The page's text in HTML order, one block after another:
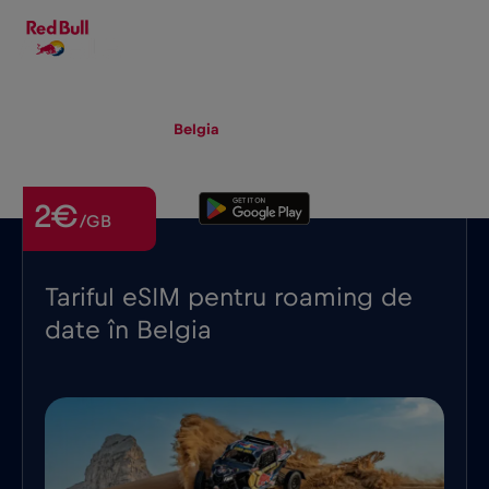
Belgia
Tariful eSIM pentru roaming de
date în Belgia
2€/GB